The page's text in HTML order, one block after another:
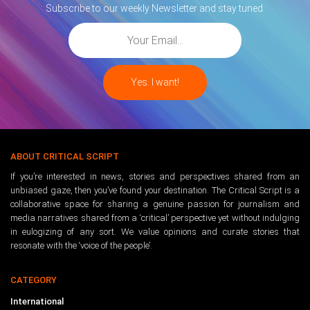
Subscribe to our weekly Newsletter and stay tuned.
ABOUT CRITICAL SCRIPT
If you’re interested in news, stories and perspectives shared from an
unbiased gaze, then you’ve found your destination. The Critical Script is a
collaborative space for sharing a genuine passion for journalism and
media narratives shared from a ‘critical’ perspective yet without indulging
in eulogizing of any sort. We value opinions and curate stories that
resonate with the ‘voice of the people’.
CATEGORY
International